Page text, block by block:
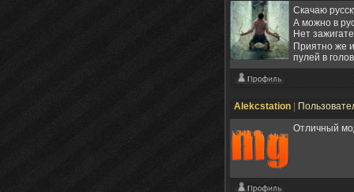
Скачаю
А можно в
Нет
Приятно же
пулей в
Alekcstation
Отличный